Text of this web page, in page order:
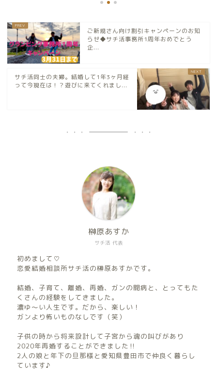
ご新規さん向け割引キャンペーンのお知
らせ◆サチ活事務所1周年おめでとう
企...
サチ活同士の夫婦。結婚して1年3ヶ月経
って今現在は！？遊びに来てくれまし...
サチ活 代表
榊原あすか
初めまして♡
恋愛結婚相談所サチ活の榊原あすかです。
結婚、子育て、離婚、再婚、ガンの闘病と、とってもた
くさんの経験をしてきました。
濃ゆ〜い人生です。だから、楽しい！
ガンより怖いものなしです（笑）
子供の時から将来設計して子宮から魂の叫びがあり
2020年再婚することができました‼︎
2人の娘と年下の旦那様と愛知県豊田市で仲良く暮らし
ています♪